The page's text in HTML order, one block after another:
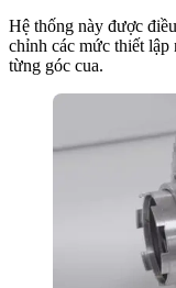
Hệ thống này được
chỉnh các mức thiết lập
từng góc cua.